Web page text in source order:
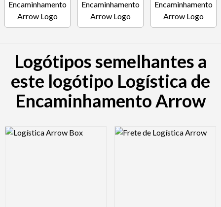
Logótipos semelhantes a
este logótipo Logística de
Encaminhamento Arrow
Logo Preview Image Logo Preview Image